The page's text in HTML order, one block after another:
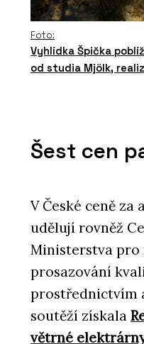
Foto:
Vyhlídka Špička
od studia Mjölk,
Šest cen
V České ceně
udělují rovněž
Ministerstva pro
prosazování
prostřednictvím
soutěží získala
větrné